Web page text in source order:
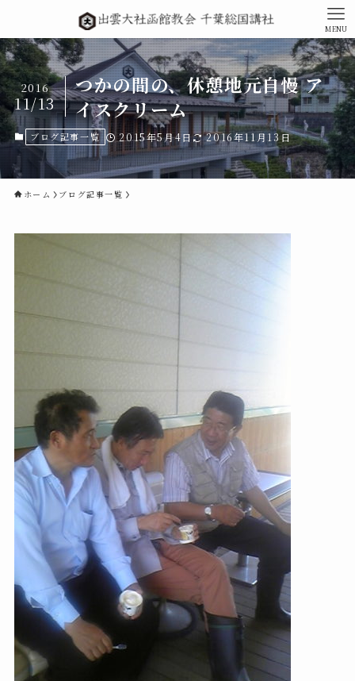
MENU
つかの間の、休憩地元自慢 ア
イスクリーム
2016
11/13
ブログ記事一覧 2015年5月4日 2016年11月13日
ホーム ブログ記事一覧